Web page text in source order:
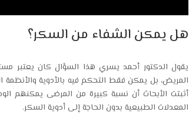
هل يمكن الشفاء من السكر؟
يقول الدكتور أحمد يسري هذا السؤال كان
المريض، بل يمكن فقط التحكم فيه بالأدوية
أثبتت الأبحاث أن نسبة كبيرة من المرضى يمكنهم
المعدلات الطبيعية بدون الحاجة إلى أدوية السكر.